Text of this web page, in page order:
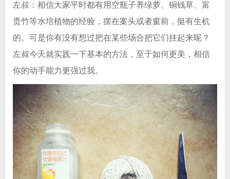
左叔：相信大家平时都有用空瓶子养绿萝、铜钱草、富
贵竹等水培植物的经验，摆在案头或者窗前，挺有生机
的。可是你有没有想过把在某些场合把它们挂起来呢？
左叔今天就实践一下基本的方法，至于如何更美，相信
你的动手能力更强过我。